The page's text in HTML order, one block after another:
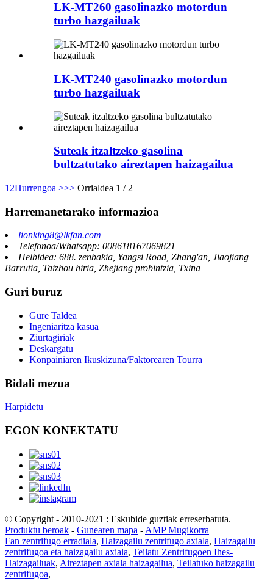
LK-MT260 gasolinazko motordun
turbo hazgailuak
LK-MT240 gasolinazko motordun
turbo hazgailuak
Suteak itzaltzeko gasolina
bultzatutako aireztapen haizagailua
1 2Hurrengoa >>> Orrialdea 1 / 2
Harremanetarako informazioa
lionking8@lkfan.com
Telefonoa/Whatsapp: 008618167069821
Helbidea: 688. zenbakia, Yangsi Road, Zhang'an, Jiaojiang
Barrutia, Taizhou hiria, Zhejiang probintzia, Txina
Guri buruz
Gure Taldea
Ingeniaritza kasua
Ziurtagiriak
Deskargatu
Konpainiaren Ikuskizuna/Faktorearen Tourra
Bidali mezua
Harpidetu
EGON KONEKTATU
© Copyright - 2010-2021 : Eskubide guztiak erreserbatuta.
Produktu beroak - Gunearen mapa - AMP Mugikorra
Fan zentrifugo erradiala, Haizagailu zentrifugo axiala, Haizagailu
zentrifugoa eta haizagailu axiala, Teilatu Zentrifugoen Ihes-
Haizagailuak, Aireztapen axiala haizagailua, Teilatuko haizagailu
zentrifugoa,